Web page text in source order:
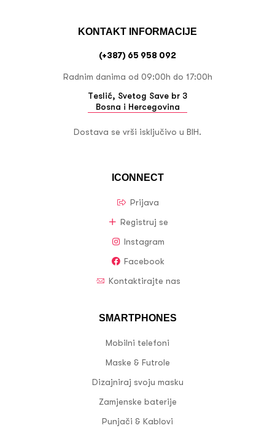
ICONNECT
Prijava
Registruj se
Instagram
Facebook
Kontaktirajte nas
SMARTPHONES
Mobilni telefoni
Maske & Futrole
Dizajniraj svoju masku
Zamjenske baterije
Punjači & Kablovi
KONTAKT INFORMACIJE
(+387) 65 958 092
Radnim danima od 09:00h do 17:00h
Teslić, Svetog Save br 3
Bosna i Hercegovina
Dostava se vrši isključivo u BIH.